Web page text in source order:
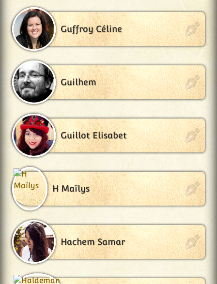
Guffroy Céline
Guilhem
Guillot Elisabet
H Maïlys
Hachem Samar